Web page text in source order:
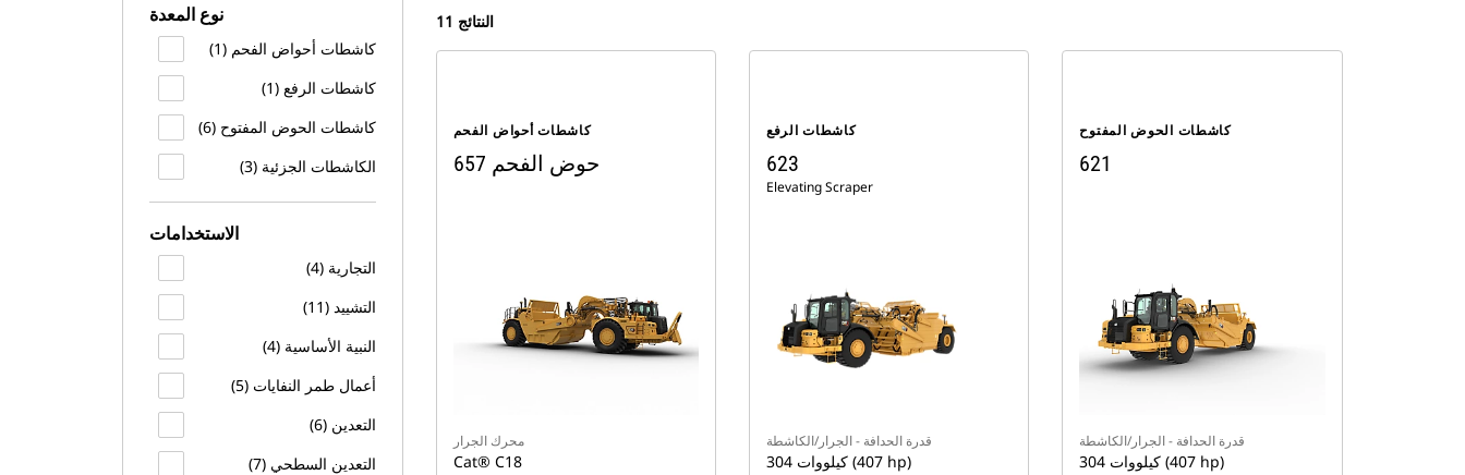
نوع المعدة
كاشطات أحواض الفحم (1)
كاشطات الرفع (1)
كاشطات الحوض المفتوح (6)
الكاشطات الجزئية (3)
الاستخدامات
التجارية (4)
التشييد (11)
النبية الأساسية (4)
أعمال طمر النفايات (5)
التعدين (6)
التعدين السطحي (7)
11 النتائج
كاشطات أحواض الفحم
حوض الفحم 657
محرك الجرار
Cat® C18
كاشطات الرفع
623
Elevating Scraper
قدرة الحدافة - الجرار/الكاشطة
304 كيلووات (407 hp)
كاشطات الحوض المفتوح
621
قدرة الحدافة - الجرار/الكاشطة
304 كيلووات (407 hp)